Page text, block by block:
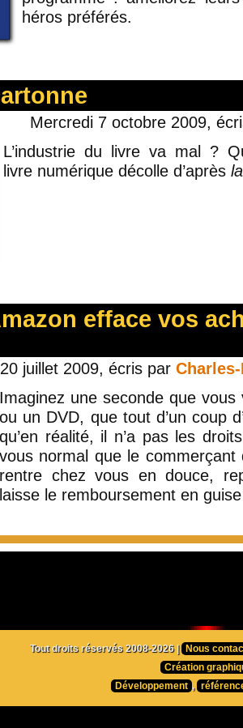
héros préférés.
Mercredi 7 octobre 2009,
L’industrie du livre va mal ?
livre numérique décolle d’après
efface vos
juillet 2009, écris par
Imaginez une seconde que vous
ou un DVD, que tout d’un coup
qu’en réalité, il n’a pas les
vous normal que le commerçant
rentre chez vous en douce,
laisse le remboursement en
Tout droits réservés 2008-2026 |
Nous
Création
Développement ,